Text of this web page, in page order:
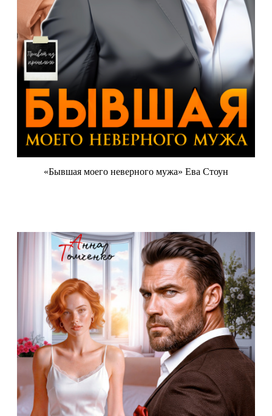
«Бывшая моего неверного мужа» Ева Стоун